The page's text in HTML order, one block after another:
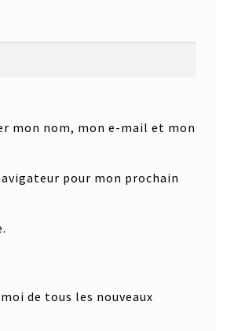
mon nom, mon e-mail et mon
pour mon prochain
de tous les nouveaux